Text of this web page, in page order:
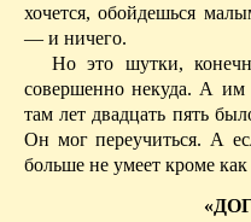
хочется, обойдешься
— и ничего.
Но это шутки,
совершенно некуда. А им
там лет двадцать пять
Он мог переучиться. А
больше не умеет кроме